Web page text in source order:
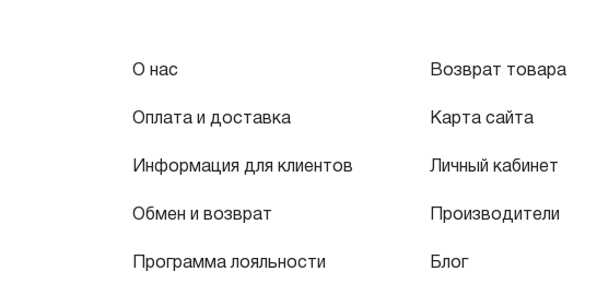
О нас
Оплата и доставка
Информация для клиентов
Обмен и возврат
Программа лояльности
Возврат товара
Карта сайта
Личный кабинет
Производители
Блог